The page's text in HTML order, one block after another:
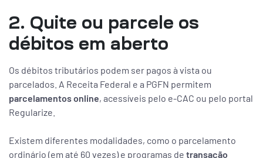
2. Quite ou parcele os
débitos em aberto
Os débitos tributários podem ser pagos à vista ou
parcelados. A Receita Federal e a PGFN permitem
parcelamentos online, acessíveis pelo e-CAC ou pelo portal
Regularize.
Existem diferentes modalidades, como o parcelamento
ordinário (em até 60 vezes) e programas de transação